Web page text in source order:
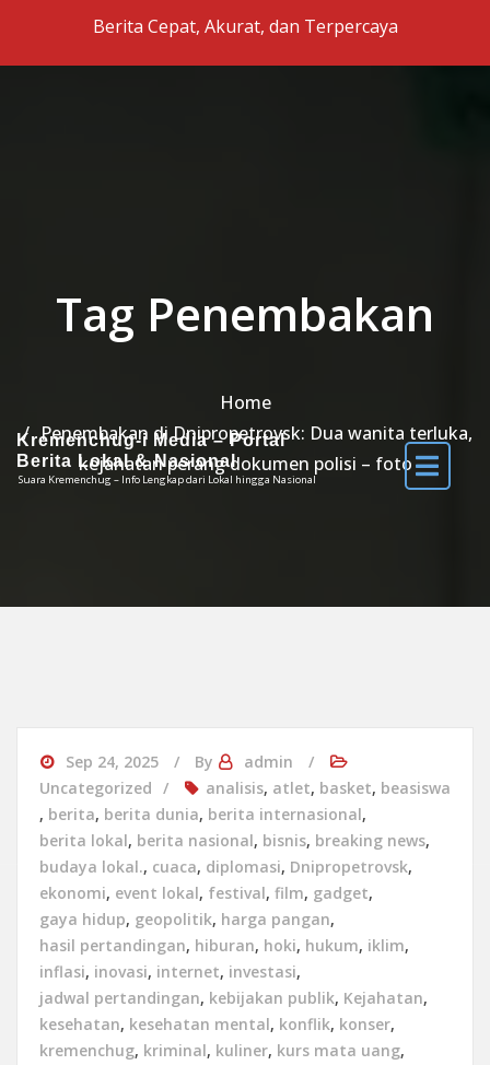
Skip to the contentBerita Cepat, Akurat, dan Terpercaya
Kremenchug-i Media – Portal
Berita Lokal & Nasional
Suara Kremenchug – Info Lengkap dari Lokal hingga Nasional
Tag Penembakan
Home
Penembakan di Dnipropetrovsk: Dua wanita terluka,
kejahatan perang dokumen polisi – foto
Sep 24, 2025 By
admin
Uncategorized
analisis, atlet, basket, beasiswa
, berita, berita dunia, berita internasional,
berita lokal, berita nasional, bisnis, breaking news,
budaya lokal., cuaca, diplomasi, Dnipropetrovsk,
ekonomi, event lokal, festival, film, gadget,
gaya hidup, geopolitik, harga pangan,
hasil pertandingan, hiburan, hoki, hukum, iklim,
inflasi, inovasi, internet, investasi,
jadwal pertandingan, kebijakan publik, Kejahatan,
kesehatan, kesehatan mental, konflik, konser,
kremenchug, kriminal, kuliner, kurs mata uang,